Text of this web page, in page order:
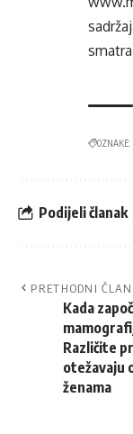
OZNAKE:
Podijeli članak
PRETHODNI
Kada
Različite
otežavaju
ženama